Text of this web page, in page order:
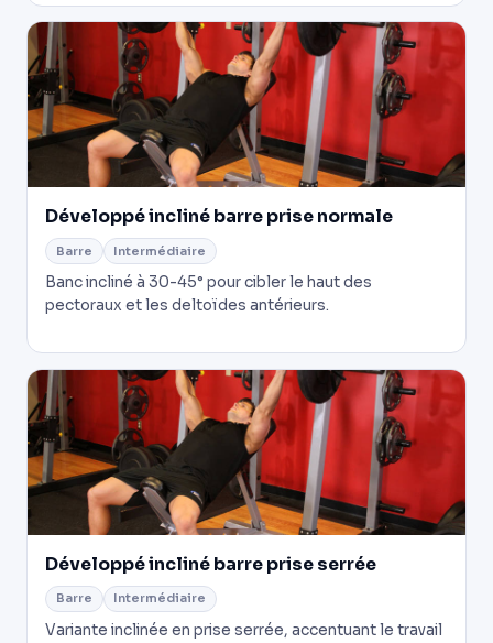
Développé incliné barre prise normale
Barre Intermédiaire
Banc incliné à 30-45° pour cibler le haut des
pectoraux et les deltoïdes antérieurs.
Développé incliné barre prise serrée
Barre Intermédiaire
Variante inclinée en prise serrée, accentuant le travail